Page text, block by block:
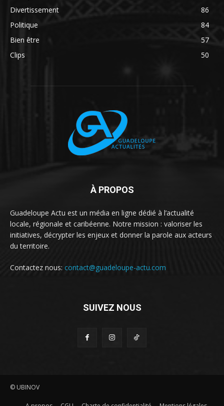
Divertissement
86
Politique
84
Bien être
57
Clips
50
À PROPOS
Guadeloupe Actu est un média en ligne dédié à l’actualité
locale, régionale et caribéenne. Notre mission : valoriser les
initiatives, décrypter les enjeux et donner la parole aux acteurs
du territoire.
Contactez nous: contact@guadeloupe-actu.com
SUIVEZ NOUS
© UBINOV